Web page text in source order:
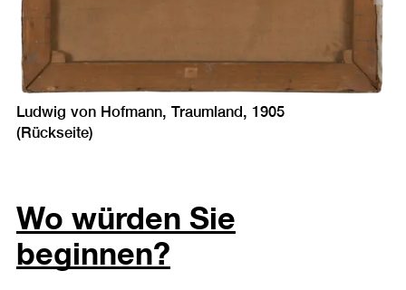
Ludwig von Hofmann, Traumland, 1905
(Rückseite)
Wo würden Sie
beginnen?